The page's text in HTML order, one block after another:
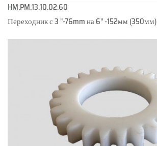
HM.PM.13.10.02.60
Переходник с 3 "-76mm на 6" -152мм (350мм)